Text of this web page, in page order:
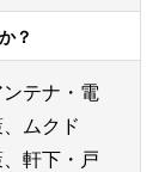
？
テナ・電
ムクド
軒下・戸